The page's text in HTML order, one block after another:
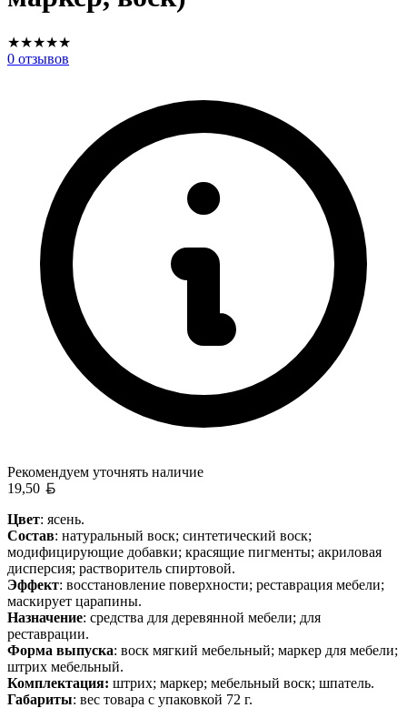
★★★★★
0 отзывов
Рекомендуем уточнять наличие
19,50
Цвет: ясень.
Состав: натуральный воск; синтетический воск;
модифицирующие добавки; красящие пигменты; акриловая
дисперсия; растворитель спиртовой.
Эффект: восстановление поверхности; реставрация мебели;
маскирует царапины.
Назначение: средства для деревянной мебели; для
реставрации.
Форма выпуска: воск мягкий мебельный; маркер для мебели;
штрих мебельный.
Комплектация: штрих; маркер; мебельный воск; шпатель.
Габариты: вес товара с упаковкой 72 г.